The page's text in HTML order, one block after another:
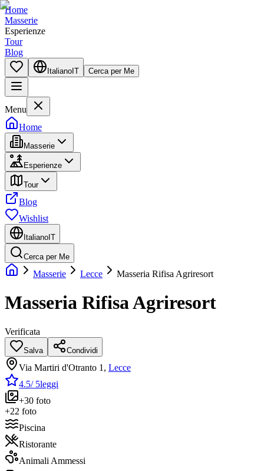
Home
Masserie
Esperienze
Tour
Blog
Italiano IT Cerca per Me
Menu
Home
Masserie
Esperienze
Tour
Blog
Wishlist
Italiano IT
Cerca per Me
Masserie Lecce Masseria Rifisa Agriresort
Masseria Rifisa Agriresort
Verificata
Salva Condividi
Via Martiri d'Otranto 1 , Lecce
4.5/ 5leggi
+30 foto
+22 foto
Piscina
Ristorante
Animali Ammessi